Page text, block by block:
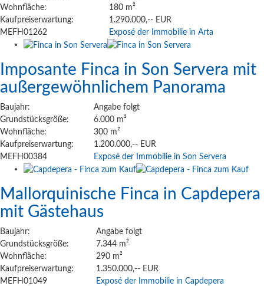
Wohnfläche:
180 m²
Kaufpreiserwartung:
1.290.000,-- EUR
MEFH01262
Exposé der Immobilie in Arta
Imposante Finca in Son Servera mit
außergewöhnlichem Panorama
Baujahr:
Angabe folgt
Grundstücksgröße:
6.000 m²
Wohnfläche:
300 m²
Kaufpreiserwartung:
1.200.000,-- EUR
MEFH00384
Exposé der Immobilie in Son Servera
Mallorquinische Finca in Capdepera
mit Gästehaus
Baujahr:
Angabe folgt
Grundstücksgröße:
7.344 m²
Wohnfläche:
290 m²
Kaufpreiserwartung:
1.350.000,-- EUR
MEFH01049
Exposé der Immobilie in Capdepera